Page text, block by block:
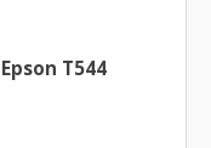
T544